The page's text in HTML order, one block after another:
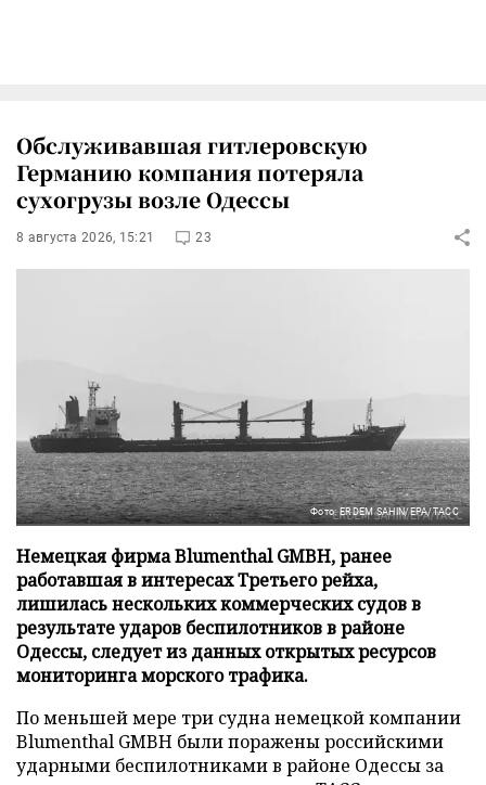
Обслуживавшая гитлеровскую
Германию компания потеряла
сухогрузы возле Одессы
8 августа 2026, 15:21 23
Фото: ERDEM SAHIN/EPA/ТАСС
Немецкая фирма Blumenthal GMBH, ранее
работавшая в интересах Третьего рейха,
лишилась нескольких коммерческих судов в
результате ударов беспилотников в районе
Одессы, следует из данных открытых ресурсов
мониторинга морского трафика.
По меньшей мере три судна немецкой компании
Blumenthal GMBH были поражены российскими
ударными беспилотниками в районе Одессы за